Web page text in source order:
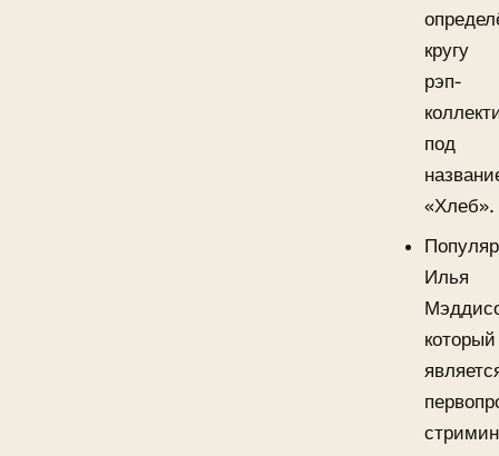
кругу
рэп-
под
«Хлеб».
Илья
который